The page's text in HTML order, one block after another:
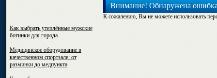
Как выбрать утеплённые мужские
ботинки для города
Медицинское оборудование в
качественном спортзале: от
разминки до медпункта
Внимание! Обнаружена
К сожалению, Вы не можете использовать